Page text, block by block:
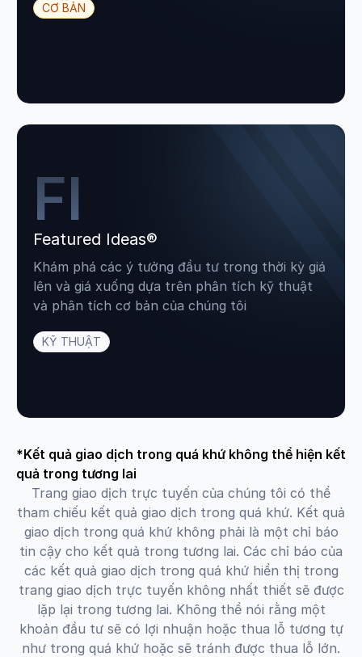
CƠ BẢN
FI
Featured Ideas®
Khám phá các ý tưởng đầu tư trong thời kỳ giá
lên và giá xuống dựa trên phân tích kỹ thuật
và phân tích cơ bản của chúng tôi
KỸ THUẬT
*Kết quả giao dịch trong quá khứ không thể hiện kết
quả trong tương lai
Trang giao dịch trực tuyến của chúng tôi có thể
tham chiếu kết quả giao dịch trong quá khứ. Kết quả
giao dịch trong quá khứ không phải là một chỉ báo
tin cậy cho kết quả trong tương lai. Các chỉ báo của
các kết quả giao dịch trong quá khứ hiển thị trong
trang giao dịch trực tuyến không nhất thiết sẽ được
lặp lại trong tương lai. Không thể nói rằng một
khoản đầu tư sẽ có lợi nhuận hoặc thua lỗ tương tự
như trong quá khứ hoặc sẽ tránh được thua lỗ lớn.